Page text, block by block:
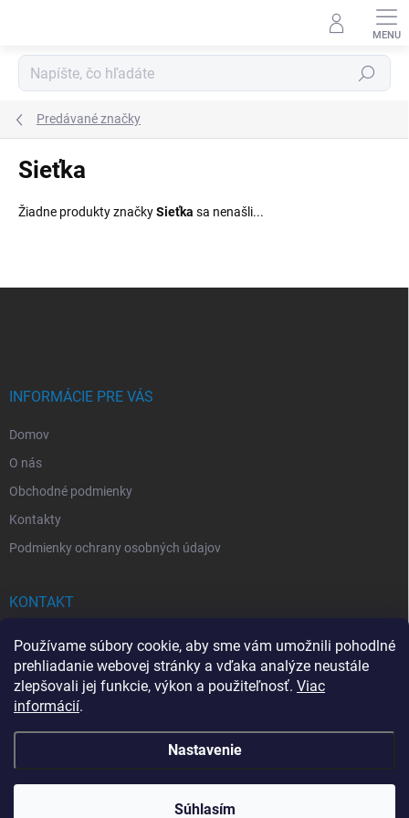
Používame súbory cookie, aby sme vám umožnili pohodlné
prehliadanie webovej stránky a vďaka analýze neustále
zlepšovali jej funkcie, výkon a použiteľnosť. Viac
informácií.
Nastavenie
Súhlasím
Hľadať
Predávané značky
Sieťka
Žiadne produkty značkySieťka sa nenašli...
INFORMÁCIE PRE VÁS
Domov
O nás
Obchodné podmienky
Kontakty
Podmienky ochrany osobných údajov
KONTAKT
info@drogerkovo.sk
Copyright 2026Drogerkovo. Všetky práva vyhradené.Upraviť nastavenie
cookies